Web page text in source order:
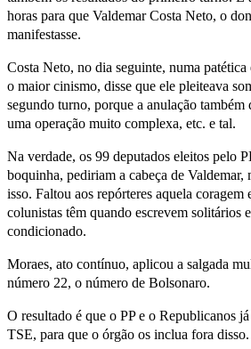
horas para que Valdemar Costa Neto, o
manifestasse.
Costa Neto, no dia seguinte, numa
o maior cinismo, disse que ele pleiteava
segundo turno, porque a anulação
uma operação muito complexa, etc. e tal.
Na verdade, os 99 deputados eleitos pelo
boquinha, pediriam a cabeça de Valdemar,
isso. Faltou aos repórteres aquela coragem
colunistas têm quando escrevem solitários
condicionado.
Moraes, ato contínuo, aplicou a salgada
número 22, o número de Bolsonaro.
O resultado é que o PP e o Republicanos
TSE, para que o órgão os inclua fora disso.